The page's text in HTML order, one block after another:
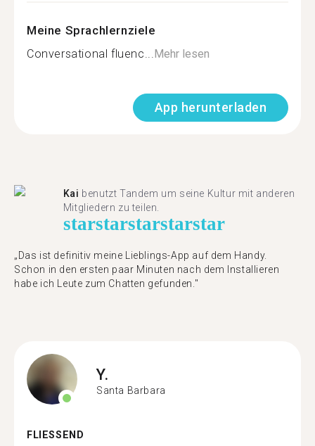
Meine Sprachlernziele
Conversational fluenc...Mehr lesen
App herunterladen
Kai benutzt Tandem um seine Kultur mit anderen
Mitgliedern zu teilen.
starstarstarstarstar
„Das ist definitiv meine Lieblings-App auf dem Handy.
Schon in den ersten paar Minuten nach dem Installieren
habe ich Leute zum Chatten gefunden."
Y.
Santa Barbara
FLIESSEND